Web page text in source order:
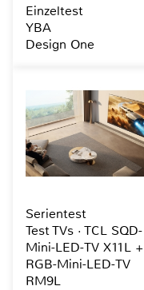
Einzeltest
YBA
Design One
Serientest
Test TVs · TCL SQD-
Mini-LED-TV X11L +
RGB-Mini-LED-TV
RM9L